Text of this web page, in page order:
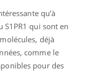
qu’à
S1PR1 qui sont en
déjà
comme le
pour des